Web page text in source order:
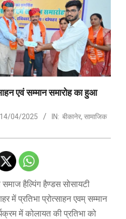
एवं सम्मान समारोह का हुआ
14/04/2025 IN: बीकानेर, सामाजिक
हैल्पिंग हैण्डस सोसायटी
में प्रतिभा प्रोत्साहन एवम् सम्मान
में कोलायत की प्रतिभा को